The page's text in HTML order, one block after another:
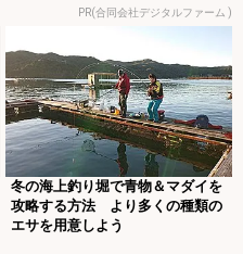
PR(合同会社デジタルファーム )
冬の海上釣り堀で青物＆マダイを
攻略する方法 より多くの種類の
エサを用意しよう